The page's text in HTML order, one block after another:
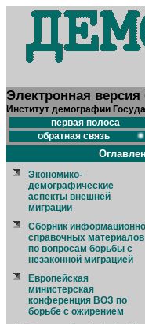
Электронная
Институт демографии
первая полоса
обратная связь
Экономико-
демографические
аспекты внешней
миграции
Сборник
справочных материалов
по вопросам борьбы с
незаконной миграцией
Европейская
министерская
конференция ВОЗ по
борьбе с ожирением